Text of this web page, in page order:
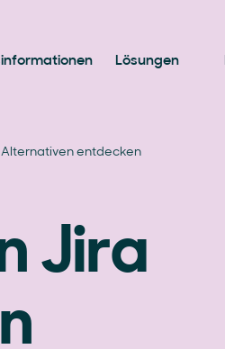
Lösungen
Alternativen entdecken
Jira